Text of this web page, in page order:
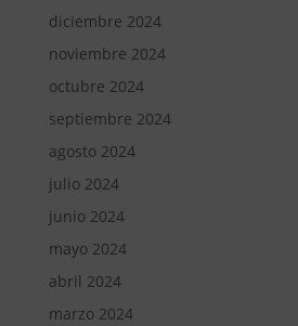
diciembre 2024
noviembre 2024
octubre 2024
septiembre 2024
agosto 2024
julio 2024
junio 2024
mayo 2024
abril 2024
marzo 2024